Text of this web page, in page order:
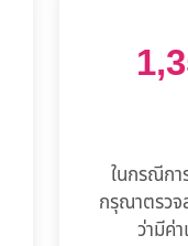
ในกรณีกา
กรุณาตรวจ
ว่ามีค่